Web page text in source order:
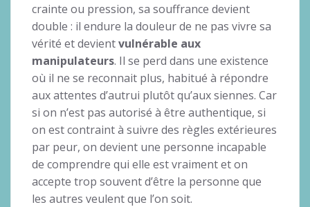
crainte ou pression, sa souffrance devient
double : il endure la douleur de ne pas vivre sa
vérité et devientvulnérable aux
manipulateurs. Il se perd dans une existence
où il ne se reconnait plus, habitué à répondre
aux attentes d’autrui plutôt qu’aux siennes. Car
si on n’est pas autorisé à être authentique, si
on est contraint à suivre des règles extérieures
par peur, on devient une personne incapable
de comprendre qui elle est vraiment et on
accepte trop souvent d’être la personne que
les autres veulent que l’on soit.